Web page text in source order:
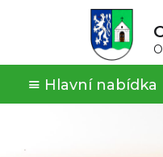
Hlavní nabídka